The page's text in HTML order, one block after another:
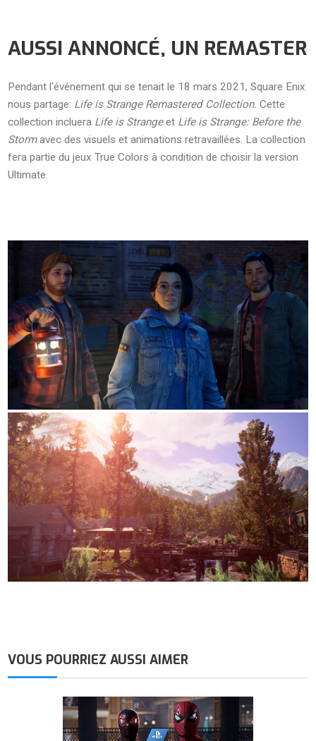
AUSSI ANNONCÉ, UN REMASTER
Pendant l'événement qui se tenait le 18 mars 2021, Square Enix
nous partage: Life is Strange Remastered Collection. Cette
collection incluera Life is Strangeet Life is Strange: Before the
Stormavec des visuels et animations retravaillées. La collection
fera partie du jeux True Colors à condition de choisir la version
Ultimate.
VOUS POURRIEZ AUSSI AIMER